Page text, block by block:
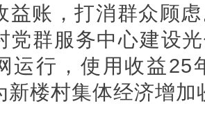
益账，打消群众顾
党群服务中心建设
运行，使用收益25
新楼村集体经济增加